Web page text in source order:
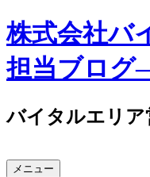
株式会社バ
担当ブログ
バイタルエリア
メニュー